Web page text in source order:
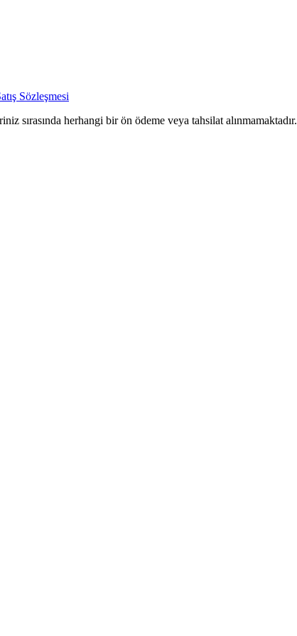
Sözleşmesi
sırasında herhangi bir ön ödeme veya tahsilat alınmamaktadır.